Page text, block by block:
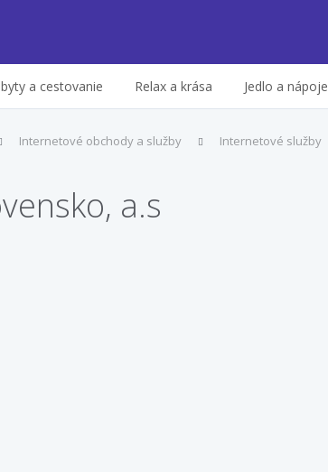
a cestovanie Relax a krása Jedlo a nápoje
Internetové obchody a služby Internetové služby
a.s